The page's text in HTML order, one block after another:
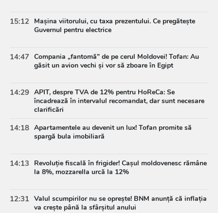
15:12 Mașina viitorului, cu taxa prezentului. Ce pregătește
Guvernul pentru electrice
14:47 Compania „fantomă” de pe cerul Moldovei! Tofan: Au
găsit un avion vechi și vor să zboare în Egipt
14:29 APIT, despre TVA de 12% pentru HoReCa: Se
încadrează în intervalul recomandat, dar sunt necesare
clarificări
14:18 Apartamentele au devenit un lux! Tofan promite să
spargă bula imobiliară
14:13
Revoluție fiscală în frigider! Cașul moldovenesc rămâne
la 8%, mozzarella urcă la 12%
12:31 Valul scumpirilor nu se oprește! BNM anunță că inflația
va crește până la sfârșitul anului